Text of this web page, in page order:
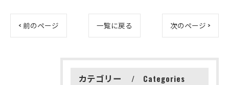
< 前のページ 一覧に戻る 次のページ >
カテゴリー Categories